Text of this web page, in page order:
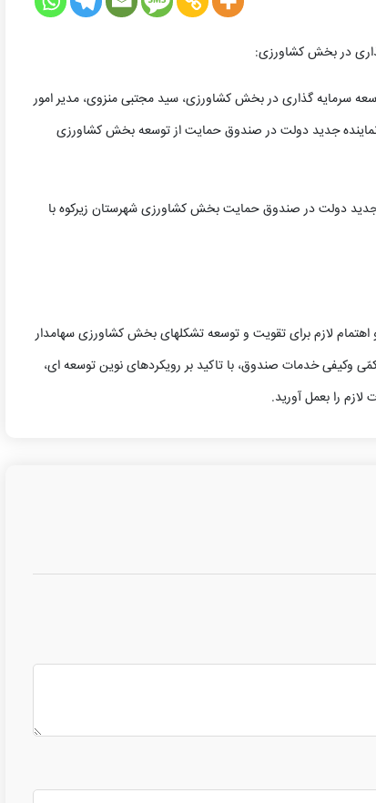
در بخش کشاورزی:
سرمایه گذاری در بخش کشاورزی، سید مجتبی منزوی، مدیر امور
نماینده جدید دولت در صندوق حمایت از توسعه بخش کشاورزی
جدید دولت در صندوق حمایت بخش کشاورزی شهرستان زیرکوه با
اهتمام لازم برای تقویت و توسعه تشکلهای بخش کشاورزی سهامدار
وکیفی خدمات صندوق، با تاکید بر رویکردهای نوین توسعه ای،
را بعمل آورید.